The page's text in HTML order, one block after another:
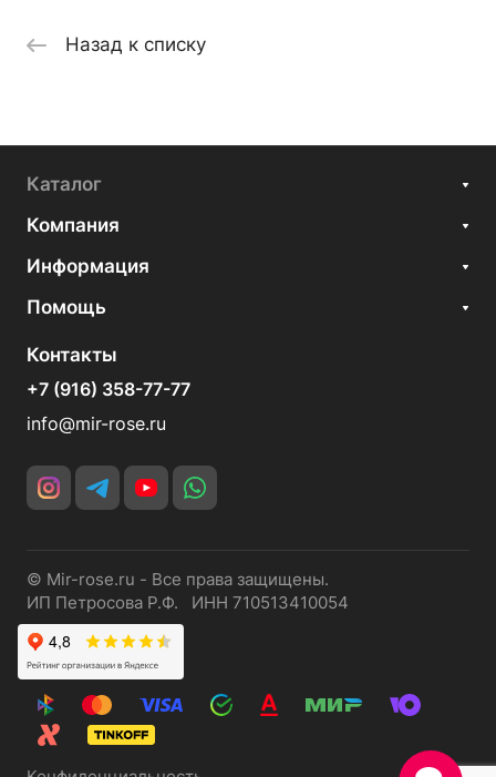
Назад к списку
Каталог
Компания
Информация
Помощь
Контакты
+7 (916) 358-77-77
info@mir-rose.ru
© Mir-rose.ru - Все права защищены.
ИП Петросова Р.Ф. ИНН 710513410054